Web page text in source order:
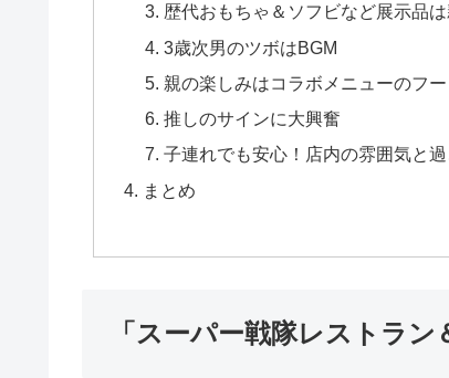
歴代おもちゃ＆ソフビなど展示品
3歳次男のツボはBGM
親の楽しみはコラボメニューのフ
推しのサインに大興奮
子連れでも安心！店内の雰囲気と
まとめ
「スーパー戦隊レストラ